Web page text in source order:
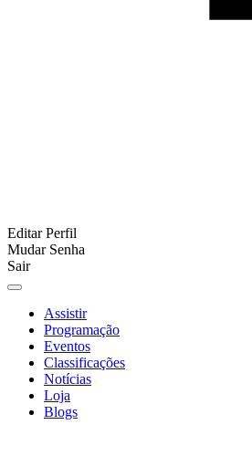
Editar Perfil
Mudar Senha
Sair
Assistir
Programação
Eventos
Classificações
Notícias
Loja
Blogs